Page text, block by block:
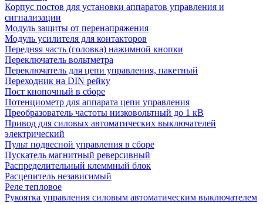
Корпус постов для установки аппаратов управления и
сигнализации
Модуль защиты от перенапряжения
Модуль усилителя для контакторов
Передняя часть (головка) нажимной кнопки
Переключатель вольтметра
Переключатель для цепи управления, пакетный
Переходник на DIN рейку
Пост кнопочный в сборе
Потенциометр для аппарата цепи управления
Преобразователь частоты низковольтный до 1 кВ
Привод для силовых автоматических выключателей
электрический
Пульт подвесной управления в сборе
Пускатель магнитный реверсивный
Распределительный клеммный блок
Расцепитель независимый
Реле тепловое
Рукоятка управления силовым автоматическим выключателем